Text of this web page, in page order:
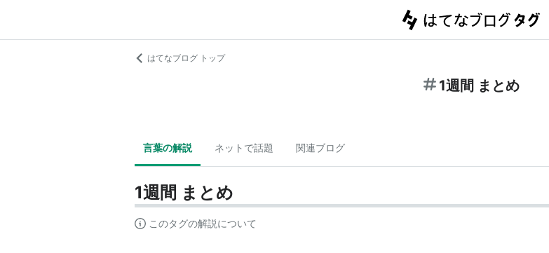
はてなブログ トップ
1週間 まとめ
言葉の解説 ネットで話題 関連ブログ
1週間 まとめ
このタグの解説について